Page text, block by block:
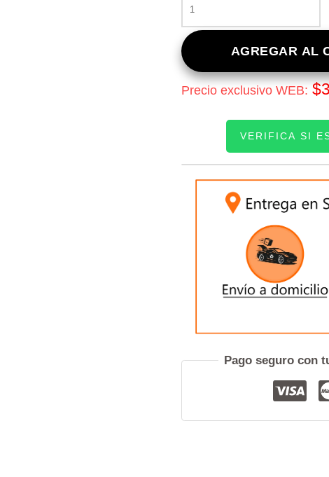
DE
AGUA
PARA
TOYOTA
COROLLA
1.3
(CON
POLEA)
CANTIDAD
AGREGAR AL
Precio exclusivo WEB: $
VERIFICA SI
Pago seguro con